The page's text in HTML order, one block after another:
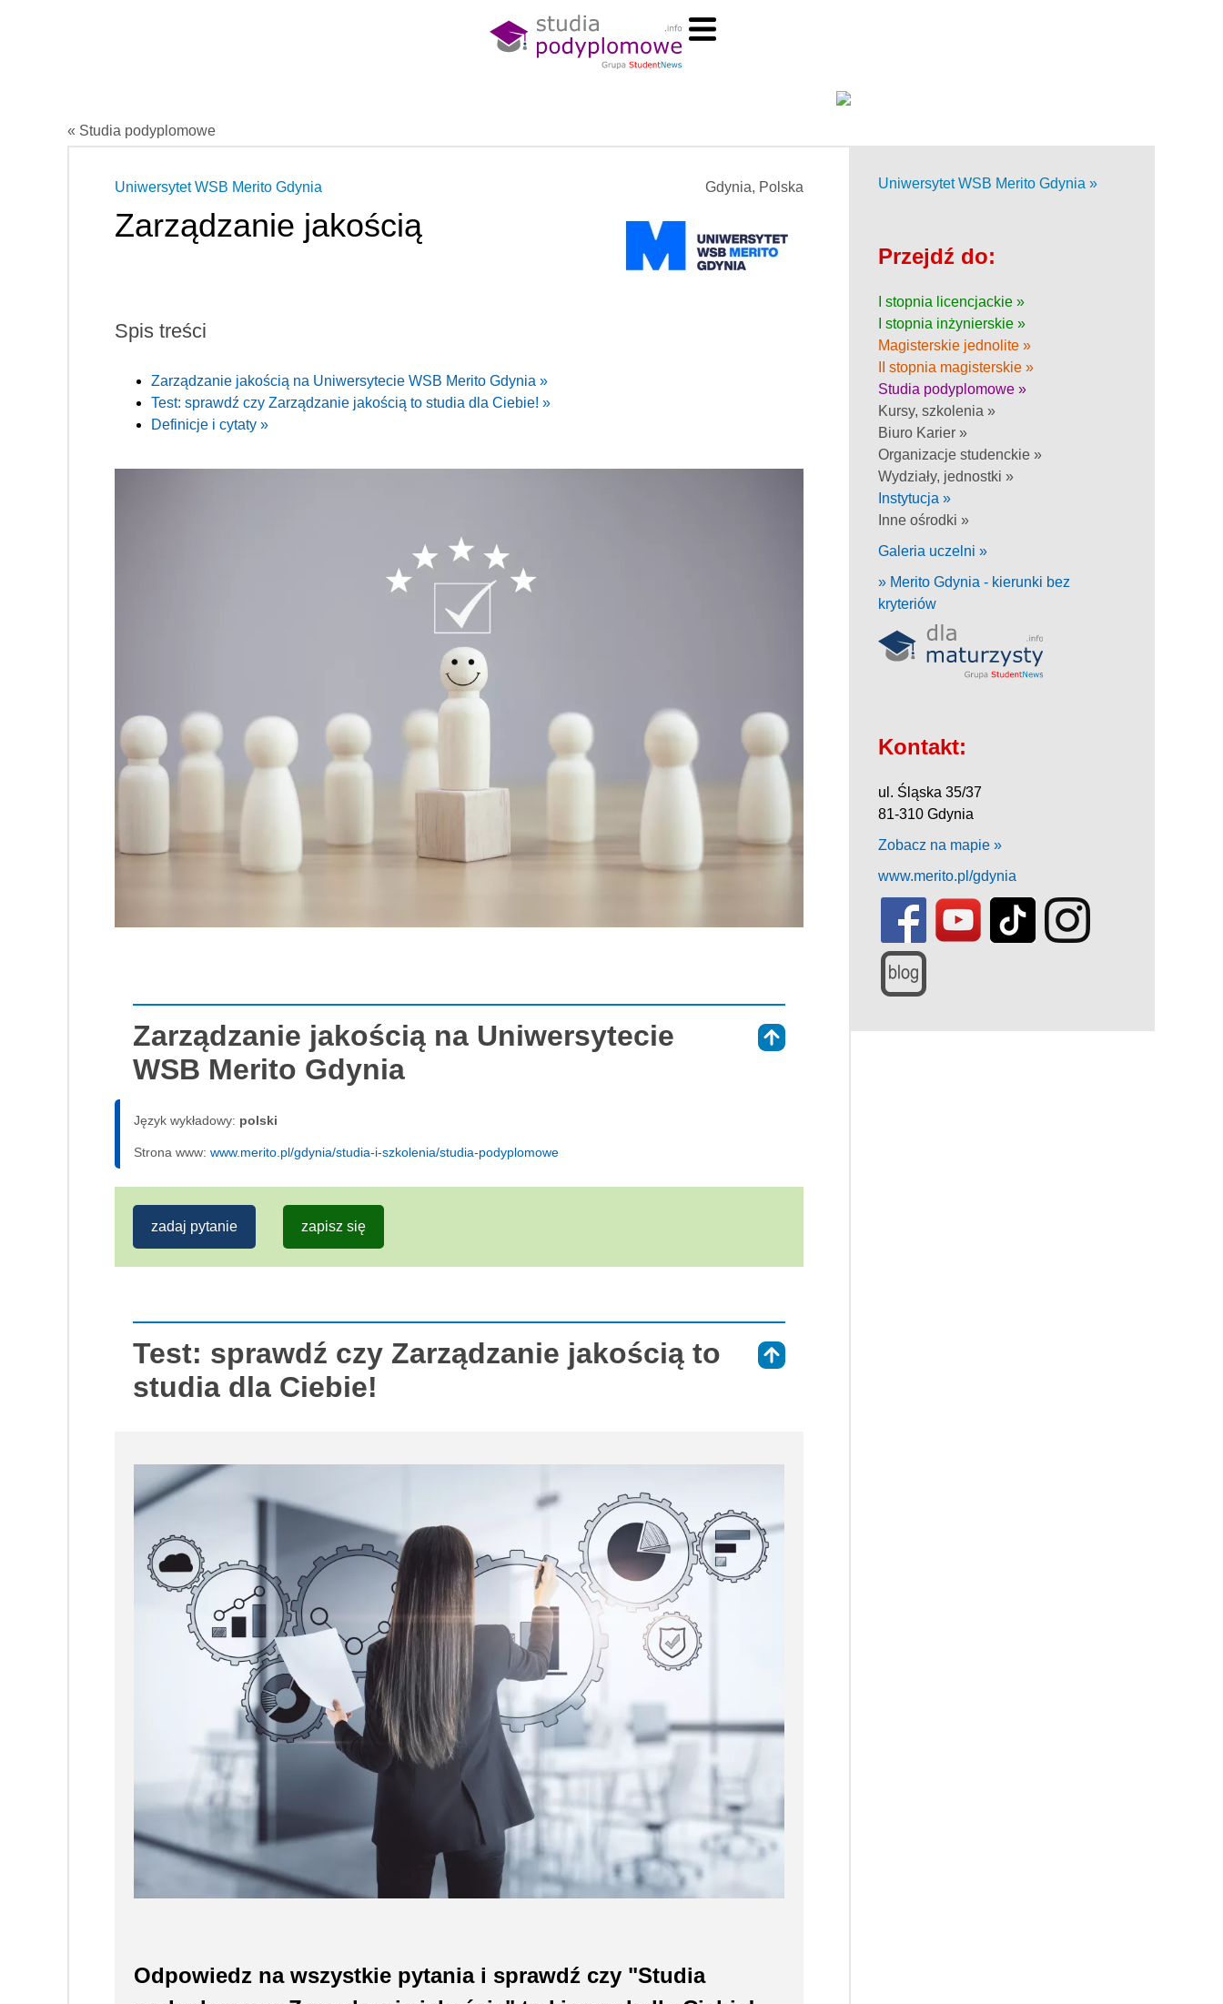
« Studia podyplomowe
Gdynia, Polska
Uniwersytet WSB Merito Gdynia
Zarządzanie jakością
Spis treści
Zarządzanie jakością na Uniwersytecie WSB Merito Gdynia »
Test: sprawdź czy Zarządzanie jakością to studia dla Ciebie! »
Definicje i cytaty »
Zarządzanie jakością na Uniwersytecie
WSB Merito Gdynia
Język wykładowy: polski
Strona www: www.merito.pl/gdynia/studia-i-szkolenia/studia-podyplomowe
zadaj pytanie zapisz się
Test: sprawdź czy Zarządzanie jakością to
studia dla Ciebie!
Odpowiedz na wszystkie pytania i sprawdź czy "Studia
Uniwersytet WSB Merito Gdynia »
Przejdź do:
I stopnia licencjackie »
I stopnia inżynierskie »
Magisterskie jednolite »
II stopnia magisterskie »
Studia podyplomowe »
Kursy, szkolenia »
Biuro Karier »
Organizacje studenckie »
Wydziały, jednostki »
Instytucja »
Inne ośrodki »
Galeria uczelni »
» Merito Gdynia - kierunki bez
kryteriów
Kontakt:
ul. Śląska 35/37
81-310 Gdynia
Zobacz na mapie »
www.merito.pl/gdynia